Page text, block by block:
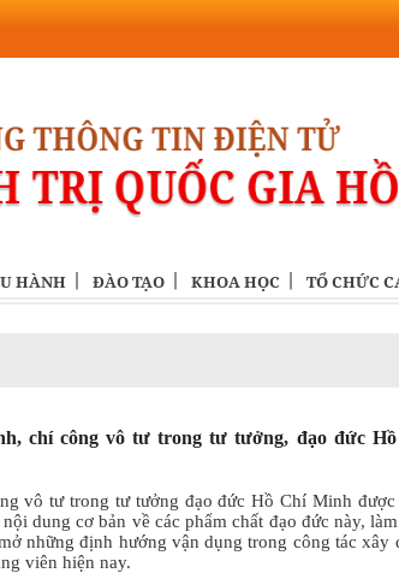
HÀNH ĐÀO TẠO KHOA HỌC TỔ CHỨC
chí công vô tư trong tư tưởng, đạo đức
vô tư trong tư tưởng đạo đức Hồ Chí Minh được
dung cơ bản về các phẩm chất đạo đức này,
những định hướng vận dụng trong công tác xây
viên hiện nay.